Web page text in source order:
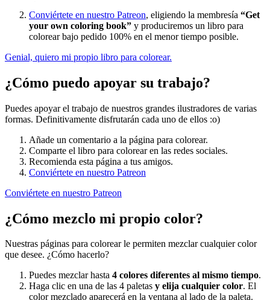
Conviértete en nuestro Patreon, eligiendo la membresía “Get
your own coloring book” y produciremos un libro para
colorear bajo pedido 100% en el menor tiempo posible.
Genial, quiero mi propio libro para colorear.
¿Cómo puedo apoyar su trabajo?
Puedes apoyar el trabajo de nuestros grandes ilustradores de varias
formas. Definitivamente disfrutarán cada uno de ellos :o)
Añade un comentario a la página para colorear.
Comparte el libro para colorear en las redes sociales.
Recomienda esta página a tus amigos.
Conviértete en nuestro Patreon
Conviértete en nuestro Patreon
¿Cómo mezclo mi propio color?
Nuestras páginas para colorear le permiten mezclar cualquier color
que desee. ¿Cómo hacerlo?
Puedes mezclar hasta 4 colores diferentes al mismo tiempo.
Haga clic en una de las 4 paletas y elija cualquier color. El
color mezclado aparecerá en la ventana al lado de la paleta.